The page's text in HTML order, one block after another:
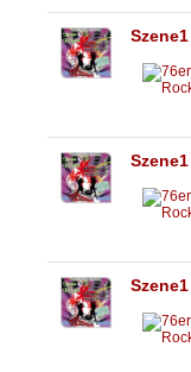
Szene1
Szene1
Szene1